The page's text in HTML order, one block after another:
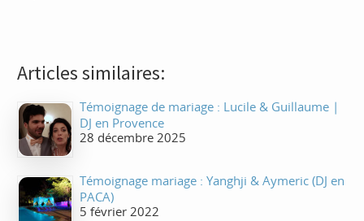
Articles similaires:
Témoignage de mariage : Lucile & Guillaume |
DJ en Provence
28 décembre 2025
Témoignage mariage : Yanghji & Aymeric (DJ en
PACA)
5 février 2022